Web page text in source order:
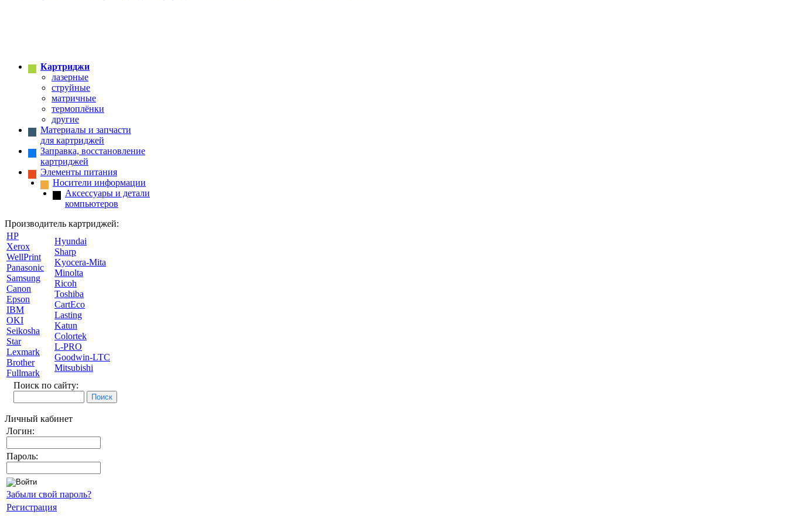
Картриджи
лазерные
струйные
матричные
термоплёнки
другие
Материалы и запчасти
для картриджей
Заправка, восстановление
картриджей
Элементы питания
Носители информации
Аксессуары и детали
компьютеров
Производитель картриджей:
HP
Xerox
WellPrint
Panasonic
Samsung
Canon
Epson
IBM
OKI
Seikosha
Star
Lexmark
Brother
Fullmark
Hyundai
Sharp
Kyocera-Mita
Minolta
Ricoh
Toshiba
CartEco
Lasting
Katun
Colortek
L-PRO
Goodwin-LTC
Mitsubishi
Поиск по сайту:
Личный кабинет
Логин:
Пароль:
Забыли свой пароль?
Регистрация